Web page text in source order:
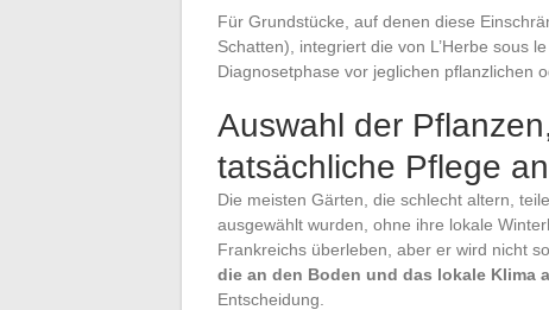
Für Grundstücke, auf denen diese
Schatten), integriert die von L’Herbe sous
Diagnosetphase vor jeglichen pflanzlichen
Auswahl der
tatsächliche Pflege
Die meisten Gärten, die schlecht altern,
ausgewählt wurden, ohne ihre lokale
Frankreichs überleben, aber er wird nicht
die an den Boden und das lokale Klima
Entscheidung.